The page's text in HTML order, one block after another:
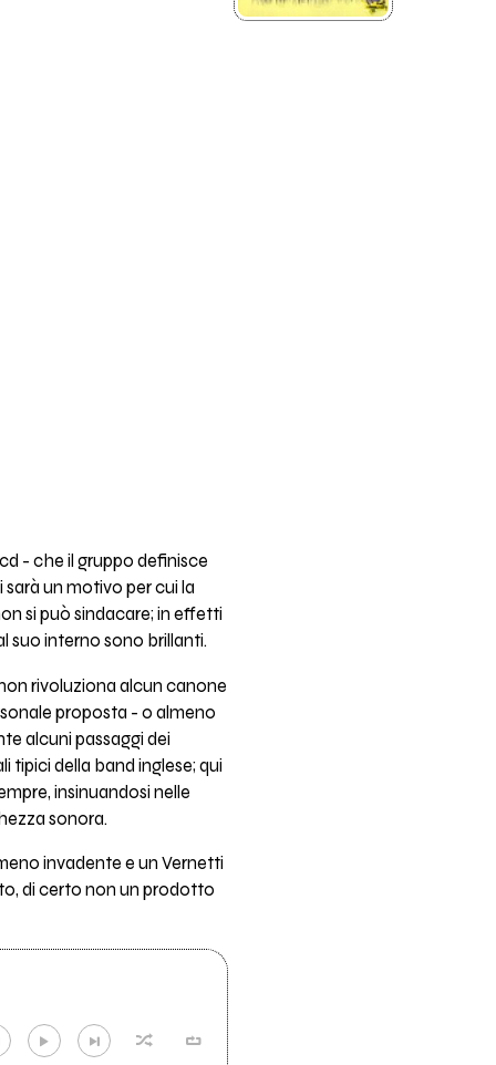
- che il gruppo definisce
un motivo per cui la
si può sindacare; in effetti
suo interno sono brillanti.
rivoluziona alcun canone
proposta - o almeno
alcuni passaggi dei
della band inglese; qui
insinuandosi nelle
sonora.
invadente e un Vernetti
di certo non un prodotto